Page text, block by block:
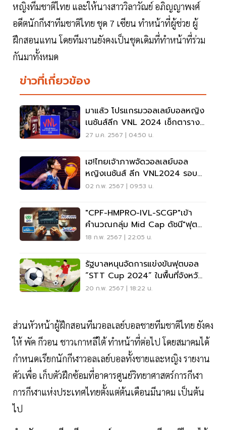
หญิงทีมชาติไทย และให้นางสาววิลาวัณย์ อภิญญาพงศ์
อดีตนักกีฬาทีมชาติไทย ชุด 7 เซียน ทําหน้าที่ผู้ช่วย ผู้
ฝึกสอนแทน โดยทีมงานยังคงเป็นชุดเดิมที่ทําหน้าที่ร่วม
กันมาทั้งหมด
ข่าวที่เกี่ยวข้อง
มาแล้ว โปรแกรมวอลเลย์บอลหญิง
เนชันส์ลีก VNL 2024 เช็กตาราง
ทุกนัดที่นี่
27 ม.ค. 2567 | 04:50 น.
เฮ!ไทยเจ้าภาพจัดวอลเลย์บอล
หญิงเนชันส์ ลีก VNL2024 รอบ
ชิงชนะเลิศ
02 ก.พ. 2567 | 09:53 น.
"CPF-HMPRO-IVL-SCGP"เข้า
คำนวณกลุ่ม Mid Cap ดัชนี"ฟุต
ซี่"มีผล 15 มี.ค.67
18 ก.พ. 2567 | 22:05 น.
รัฐบาลหนุนจัดการแข่งขันฟุตบอล
“STT Cup 2024” ในพื้นที่จังหวัด
ชายแดนใต้
20 ก.พ. 2567 | 18:22 น.
ส่วนหัวหน้าผู้ฝึกสอนทีมวอลเลย์บอลชายทีมชาติไทย ยังคง
ให้ พัค กีวอน ชาวเกาหลีใต้ ทําหน้าที่ต่อไป โดยสมาคมได้
กําหนดเรียกนักกีฬาวอลเลย์บอลทั้งชายและหญิง รายงาน
ตัวเพื่อ เก็บตัวฝึกซ้อมที่อาคารศูนย์วิทยาศาสตร์การกีฬา
การกีฬาแห่งประเทศไทยตั้งแต่ต้นเดือนมีนาคม เป็นต้น
ไป